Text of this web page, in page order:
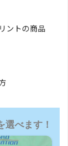
ントの商品
選べます！